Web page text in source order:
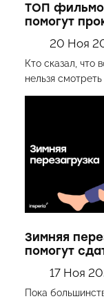
ТОП
помогут
20 Ноя
Кто сказал, что
нельзя
Зимняя
помогут
17 Ноя
Пока